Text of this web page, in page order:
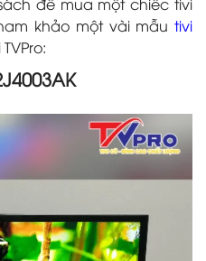
khảo một vài mẫu tivi